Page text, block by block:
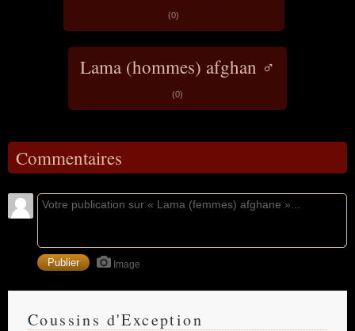
(0)
Lama (hommes) afghan ♂
(0)
Commentaires
Image
Coussins d'Exception